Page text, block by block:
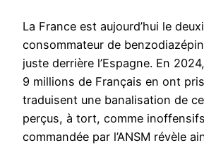
La France est aujourd’hui le
consommateur de
juste derrière l’Espagne. En
9 millions de Français en ont
traduisent une banalisation de
perçus, à tort, comme
commandée par l’ANSM révèle